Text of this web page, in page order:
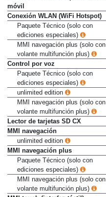
Conexión Bluetooth para telefóno
móvil
Conexión WLAN (WiFi Hotspot)
Paquete Técnico (solo con
ediciones especiales)
MMI navegación plus (solo con
volante multifunción plus)
Control por voz
Paquete Técnico (solo con
ediciones especiales)
unlimited edition
MMI navegación plus (solo con
volante multifunción plus)
Lector de tarjetas SD CX
MMI navegación
unlimited edition
MMI navegación plus
Paquete Técnico (solo con
ediciones especiales)
MMI navegación plus (solo con